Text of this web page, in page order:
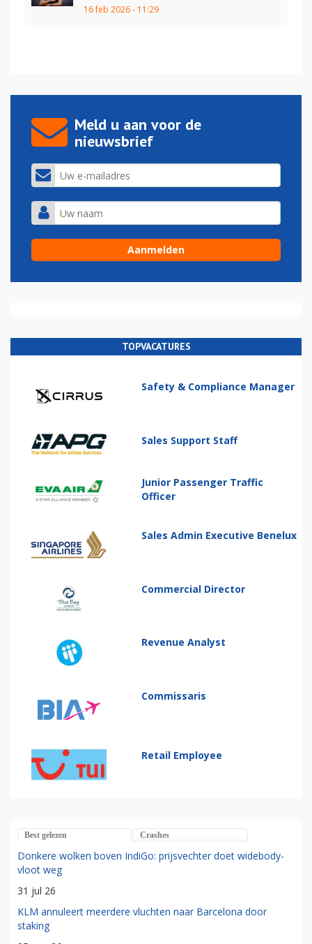
16 feb 2026 - 11:29
Meld u aan voor de
nieuwsbrief
TOPVACATURES
Safety & Compliance Manager
Sales Support Staff
Junior Passenger Traffic
Officer
Sales Admin Executive Benelux
Commercial Director
Revenue Analyst
Commissaris
Retail Employee
Best gelezen Crashes
Donkere wolken boven IndiGo: prijsvechter doet widebody-
vloot weg
31 jul 26
KLM annuleert meerdere vluchten naar Barcelona door
staking